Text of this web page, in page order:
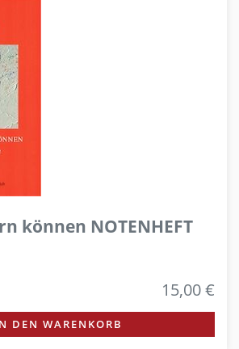
können NOTENHEFT
15,00 €
DEN WARENKORB